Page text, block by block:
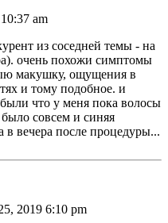
am
из соседней темы - на
очень похожи симптомы
макушку, ощущения в
и тому подобное. и
что у меня пока волосы
совсем и синяя
в вечера после процедуры...
2019 6:10 pm